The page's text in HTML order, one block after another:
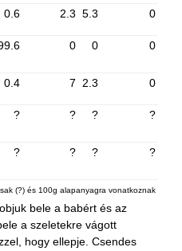
0.6 2.3 5.3 0
0 0 0
0.4 7 2.3 0
? ? ? ?
? ? ? ?
(?) és 100g alapanyagra vonatkoznak
bele a babért és az
a szeletekre vágott
hogy ellepje. Csendes